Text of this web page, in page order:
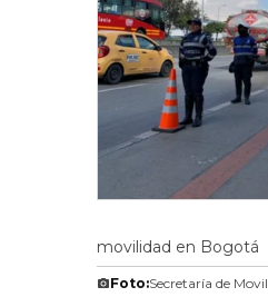
movilidad en Bogotá
Foto:Secretaría de